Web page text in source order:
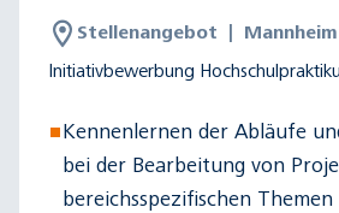
Stellenangebot
Mannheim
Initiativbewerbung
Kennenlernen der Abläufe
bei der Bearbeitung von
bereichsspezifischen Themen